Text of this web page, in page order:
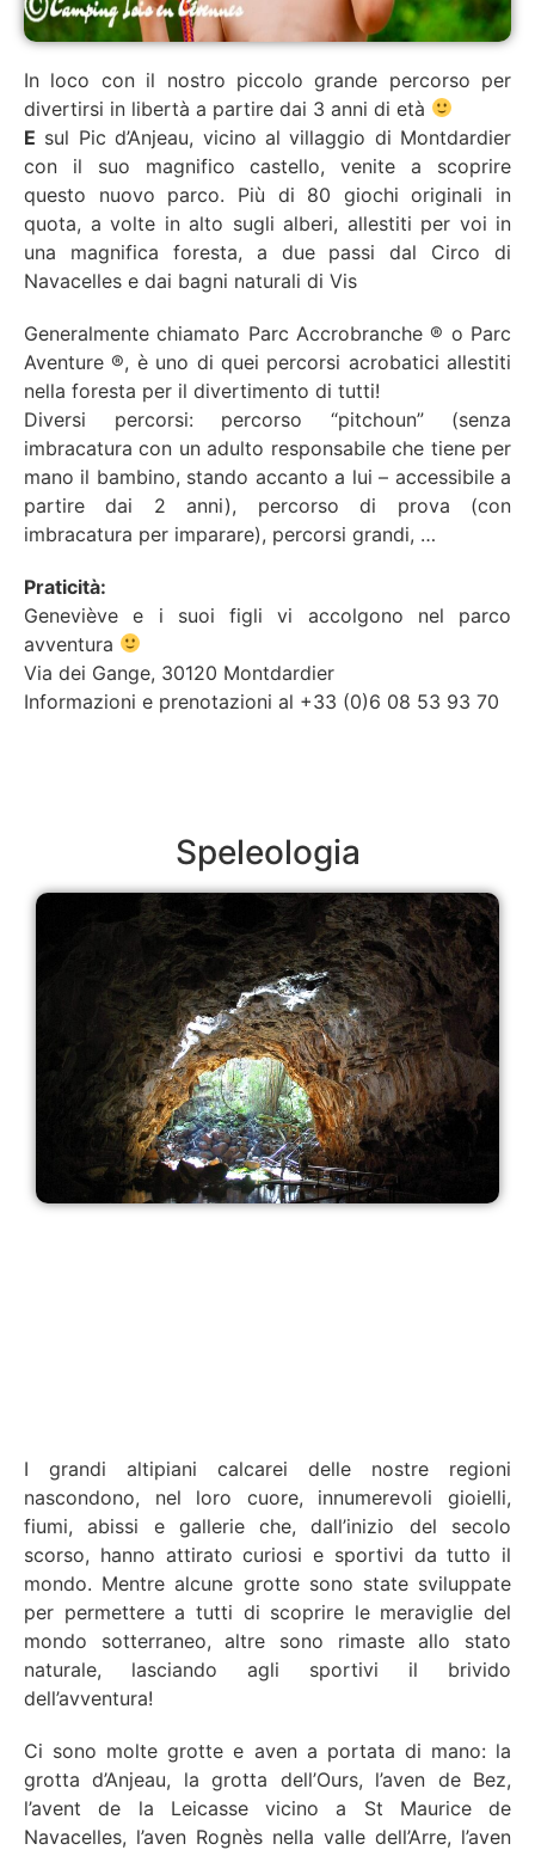
In loco con il nostro piccolo grande percorso per
divertirsi in libertà a partire dai 3 anni di età
E sul Pic d’Anjeau, vicino al villaggio di Montdardier
con il suo magnifico castello, venite a scoprire
questo nuovo parco. Più di 80 giochi originali in
quota, a volte in alto sugli alberi, allestiti per voi in
una magnifica foresta, a due passi dal Circo di
Navacelles e dai bagni naturali di Vis
Generalmente chiamato Parc Accrobranche ® o Parc
Aventure ®, è uno di quei percorsi acrobatici allestiti
nella foresta per il divertimento di tutti!
Diversi percorsi: percorso “pitchoun” (senza
imbracatura con un adulto responsabile che tiene per
mano il bambino, stando accanto a lui – accessibile a
partire dai 2 anni), percorso di prova (con
imbracatura per imparare), percorsi grandi, …
Praticità:
Geneviève e i suoi figli vi accolgono nel parco
avventura
Via dei Gange, 30120 Montdardier
Informazioni e prenotazioni al +33 (0)6 08 53 93 70
Speleologia
I grandi altipiani calcarei delle nostre regioni
nascondono, nel loro cuore, innumerevoli gioielli,
fiumi, abissi e gallerie che, dall’inizio del secolo
scorso, hanno attirato curiosi e sportivi da tutto il
mondo. Mentre alcune grotte sono state sviluppate
per permettere a tutti di scoprire le meraviglie del
mondo sotterraneo, altre sono rimaste allo stato
naturale, lasciando agli sportivi il brivido
dell’avventura!
Ci sono molte grotte e aven a portata di mano: la
grotta d’Anjeau, la grotta dell’Ours, l’aven de Bez,
l’avent de la Leicasse vicino a St Maurice de
Navacelles, l’aven Rognès nella valle dell’Arre, l’aven